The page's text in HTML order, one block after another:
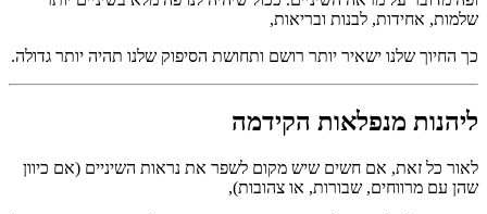
שלמות, אחידות, לבנות ובריאות,
כך החיוך שלנו ישאיר יותר רושם ותחושת הסיפוק שלנו תהיה יותר גדולה.
ליהנות מנפלאות הקידמה
לאור כל זאת, אם חשים שיש מקום לשפר את נראות השיניים (אם כיוון
שהן עם מרווחים, שבורות, או צהובות),